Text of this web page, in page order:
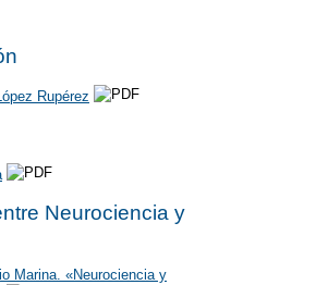
Rupérez
Neurociencia y
Marina. «Neurociencia y